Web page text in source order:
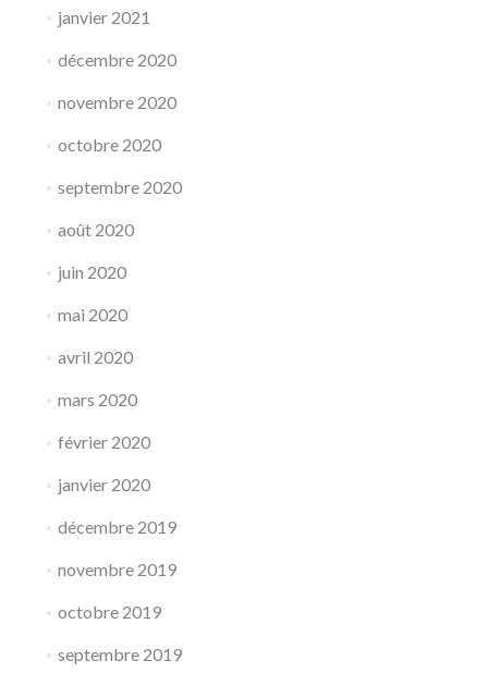
janvier 2021
décembre 2020
novembre 2020
octobre 2020
septembre 2020
août 2020
juin 2020
mai 2020
avril 2020
mars 2020
février 2020
janvier 2020
décembre 2019
novembre 2019
octobre 2019
septembre 2019